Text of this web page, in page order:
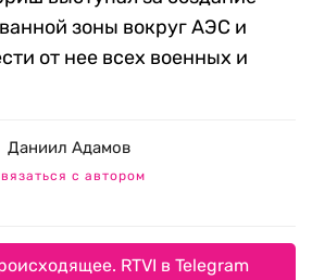
зоны вокруг АЭС и
от нее всех военных и
Даниил Адамов
с автором
RTVI в Telegram